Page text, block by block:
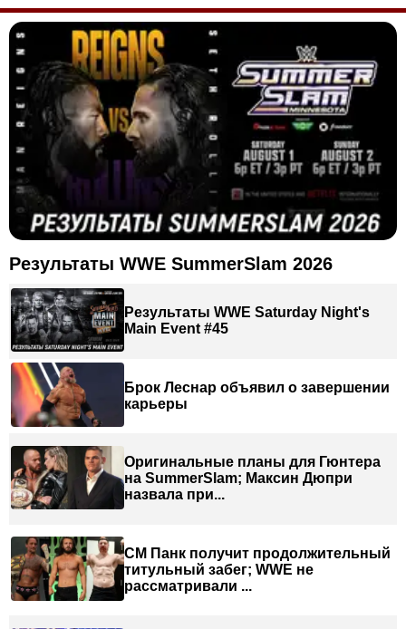
Результаты WWE SummerSlam 2026
Результаты WWE Saturday Night's
Main Event #45
Брок Леснар объявил о завершении
карьеры
Оригинальные планы для Гюнтера
на SummerSlam; Максин Дюпри
назвала при...
СМ Панк получит продолжительный
титульный забег; WWE не
рассматривали ...